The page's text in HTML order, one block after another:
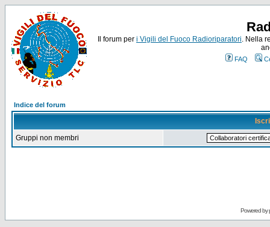
Il forum per i Vigili del Fuoco Radioriparatori. Nella
FAQ
Indice del forum
Gruppi non membri
Powered by